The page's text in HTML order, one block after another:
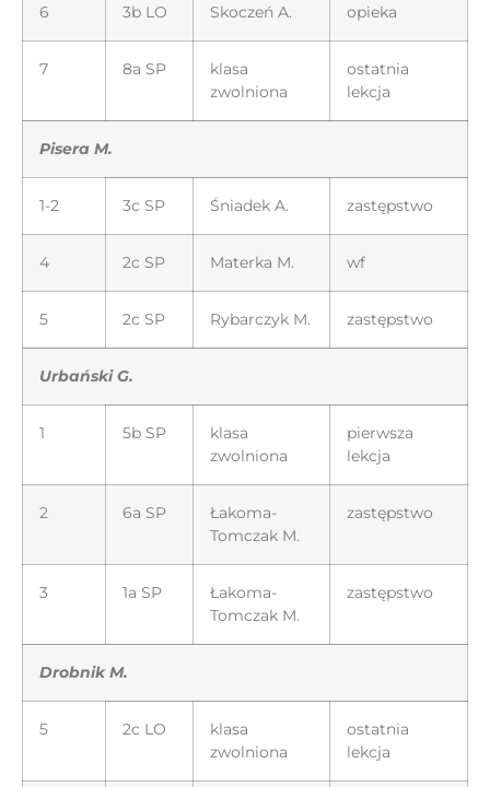
6 3b LO Skoczeń A. opieka
7 8a SP
klasa
zwolniona
ostatnia
lekcja
Pisera M.
1-2 3c SP Śniadek A. zastępstwo
4 2c SP Materka M. wf
5 2c SP Rybarczyk M. zastępstwo
Urbański G.
1 5b SP
klasa
zwolniona
pierwsza
lekcja
2 6a SP
Łakoma-
Tomczak M.
zastępstwo
3 1a SP
Łakoma-
Tomczak M.
zastępstwo
Drobnik M.
5 2c LO
klasa
zwolniona
ostatnia
lekcja